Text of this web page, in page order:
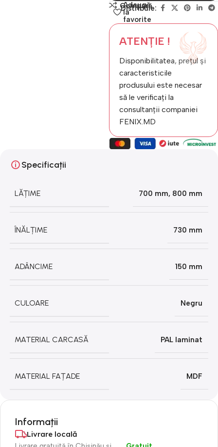
Compară
Adaugă
la
favorite
Distribuie:
ATENȚIE !
Disponibilitatea, prețul și
caracteristicile
produsului este necesar
să le verificați la
consultanții companiei
FENIX.MD
Specificații
LĂȚIME 700 mm, 800 mm
ÎNĂLȚIME 730 mm
ADÂNCIME 150 mm
CULOARE Negru
MATERIAL CARCASĂ PAL laminat
MATERIAL FAȚADE MDF
Informații
Livrare locală